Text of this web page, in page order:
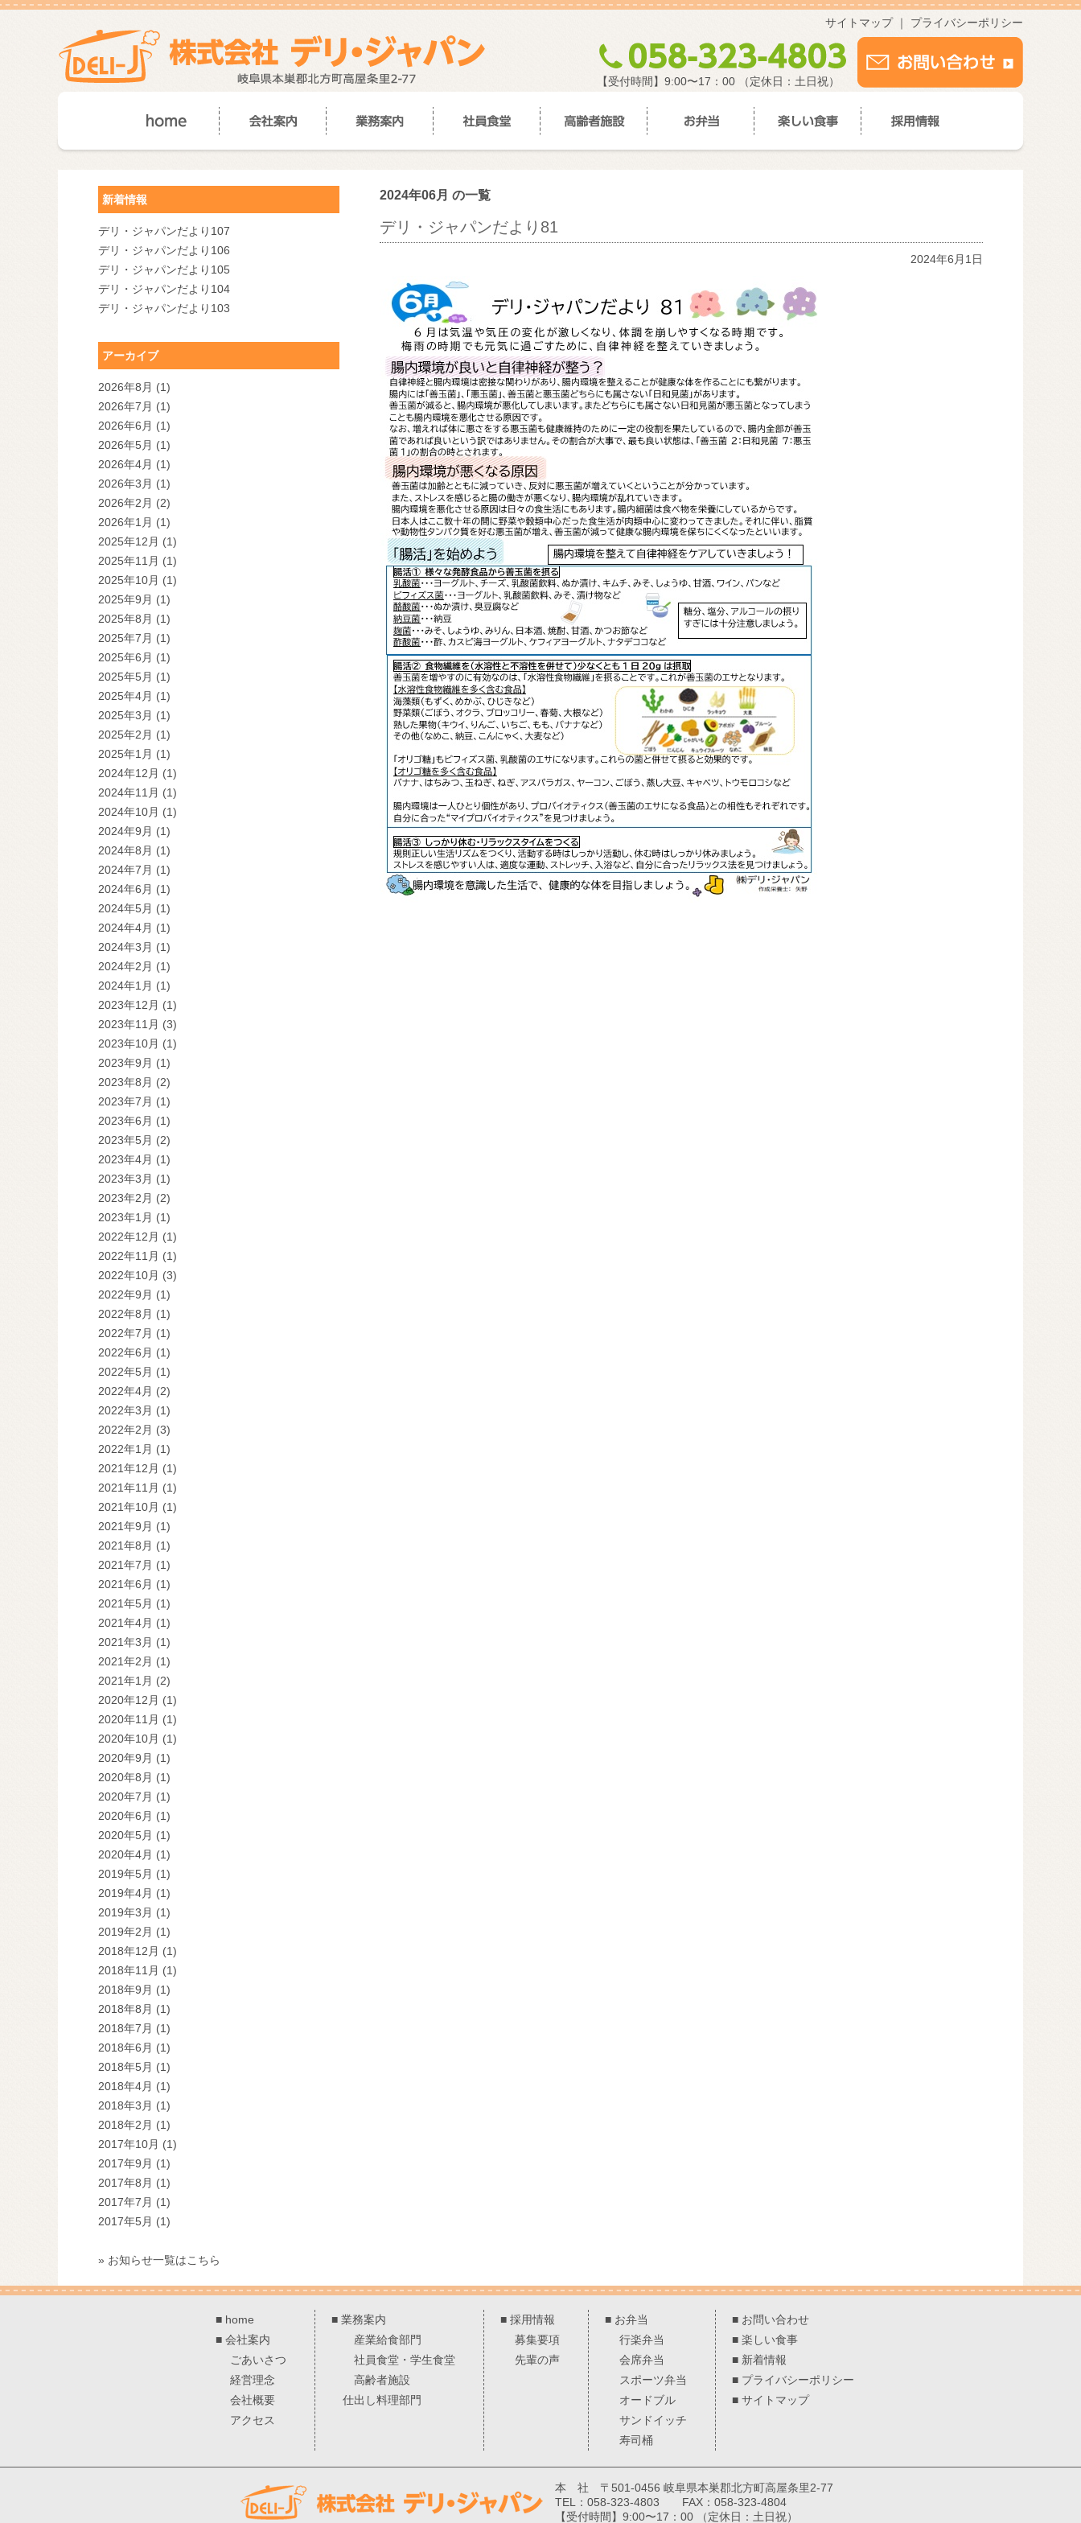
サイトマップ ｜ プライバシーポリシー
【受付時間】9:00〜17：00 （定休日：土日祝）
2024年06月 の一覧
デリ・ジャパンだより81
2024年6月1日
新着情報
デリ・ジャパンだより107
デリ・ジャパンだより106
デリ・ジャパンだより105
デリ・ジャパンだより104
デリ・ジャパンだより103
アーカイブ
2026年8月 (1)
2026年7月 (1)
2026年6月 (1)
2026年5月 (1)
2026年4月 (1)
2026年3月 (1)
2026年2月 (2)
2026年1月 (1)
2025年12月 (1)
2025年11月 (1)
2025年10月 (1)
2025年9月 (1)
2025年8月 (1)
2025年7月 (1)
2025年6月 (1)
2025年5月 (1)
2025年4月 (1)
2025年3月 (1)
2025年2月 (1)
2025年1月 (1)
2024年12月 (1)
2024年11月 (1)
2024年10月 (1)
2024年9月 (1)
2024年8月 (1)
2024年7月 (1)
2024年6月 (1)
2024年5月 (1)
2024年4月 (1)
2024年3月 (1)
2024年2月 (1)
2024年1月 (1)
2023年12月 (1)
2023年11月 (3)
2023年10月 (1)
2023年9月 (1)
2023年8月 (2)
2023年7月 (1)
2023年6月 (1)
2023年5月 (2)
2023年4月 (1)
2023年3月 (1)
2023年2月 (2)
2023年1月 (1)
2022年12月 (1)
2022年11月 (1)
2022年10月 (3)
2022年9月 (1)
2022年8月 (1)
2022年7月 (1)
2022年6月 (1)
2022年5月 (1)
2022年4月 (2)
2022年3月 (1)
2022年2月 (3)
2022年1月 (1)
2021年12月 (1)
2021年11月 (1)
2021年10月 (1)
2021年9月 (1)
2021年8月 (1)
2021年7月 (1)
2021年6月 (1)
2021年5月 (1)
2021年4月 (1)
2021年3月 (1)
2021年2月 (1)
2021年1月 (2)
2020年12月 (1)
2020年11月 (1)
2020年10月 (1)
2020年9月 (1)
2020年8月 (1)
2020年7月 (1)
2020年6月 (1)
2020年5月 (1)
2020年4月 (1)
2019年5月 (1)
2019年4月 (1)
2019年3月 (1)
2019年2月 (1)
2018年12月 (1)
2018年11月 (1)
2018年9月 (1)
2018年8月 (1)
2018年7月 (1)
2018年6月 (1)
2018年5月 (1)
2018年4月 (1)
2018年3月 (1)
2018年2月 (1)
2017年10月 (1)
2017年9月 (1)
2017年8月 (1)
2017年7月 (1)
2017年5月 (1)
» お知らせ一覧はこちら
■ home
■ 会社案内
ごあいさつ
経営理念
会社概要
アクセス
■ 業務案内
産業給食部門
社員食堂・学生食堂
高齢者施設
仕出し料理部門
■ 採用情報
募集要項
先輩の声
■ お弁当
行楽弁当
会席弁当
スポーツ弁当
オードブル
サンドイッチ
寿司桶
■ お問い合わせ
■ 楽しい食事
■ 新着情報
■ プライバシーポリシー
■ サイトマップ
本 社 〒501-0456 岐阜県本巣郡北方町高屋条里2-77
TEL：058-323-4803 FAX：058-323-4804
【受付時間】9:00〜17：00 （定休日：土日祝）